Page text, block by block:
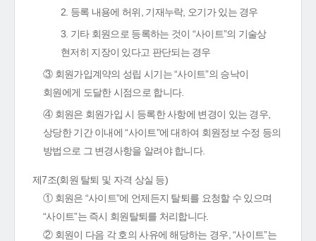
2. 등록 내용에 허위, 기재누락, 오기가 있는 경우
3. 기타 회원으로 등록하는 것이 “사이트”의 기술상
현저히 지장이 있다고 판단되는 경우
③ 회원가입계약의 성립 시기는 “사이트”의 승낙이
회원에게 도달한 시점으로 합니다.
④ 회원은 회원가입 시 등록한 사항에 변경이 있는 경우,
상당한 기간 이내에 “사이트”에 대하여 회원정보 수정 등의
방법으로 그 변경사항을 알려야 합니다.
제7조(회원 탈퇴 및 자격 상실 등)
① 회원은 “사이트”에 언제든지 탈퇴를 요청할 수 있으며
“사이트”는 즉시 회원탈퇴를 처리합니다.
② 회원이 다음 각 호의 사유에 해당하는 경우, “사이트”는